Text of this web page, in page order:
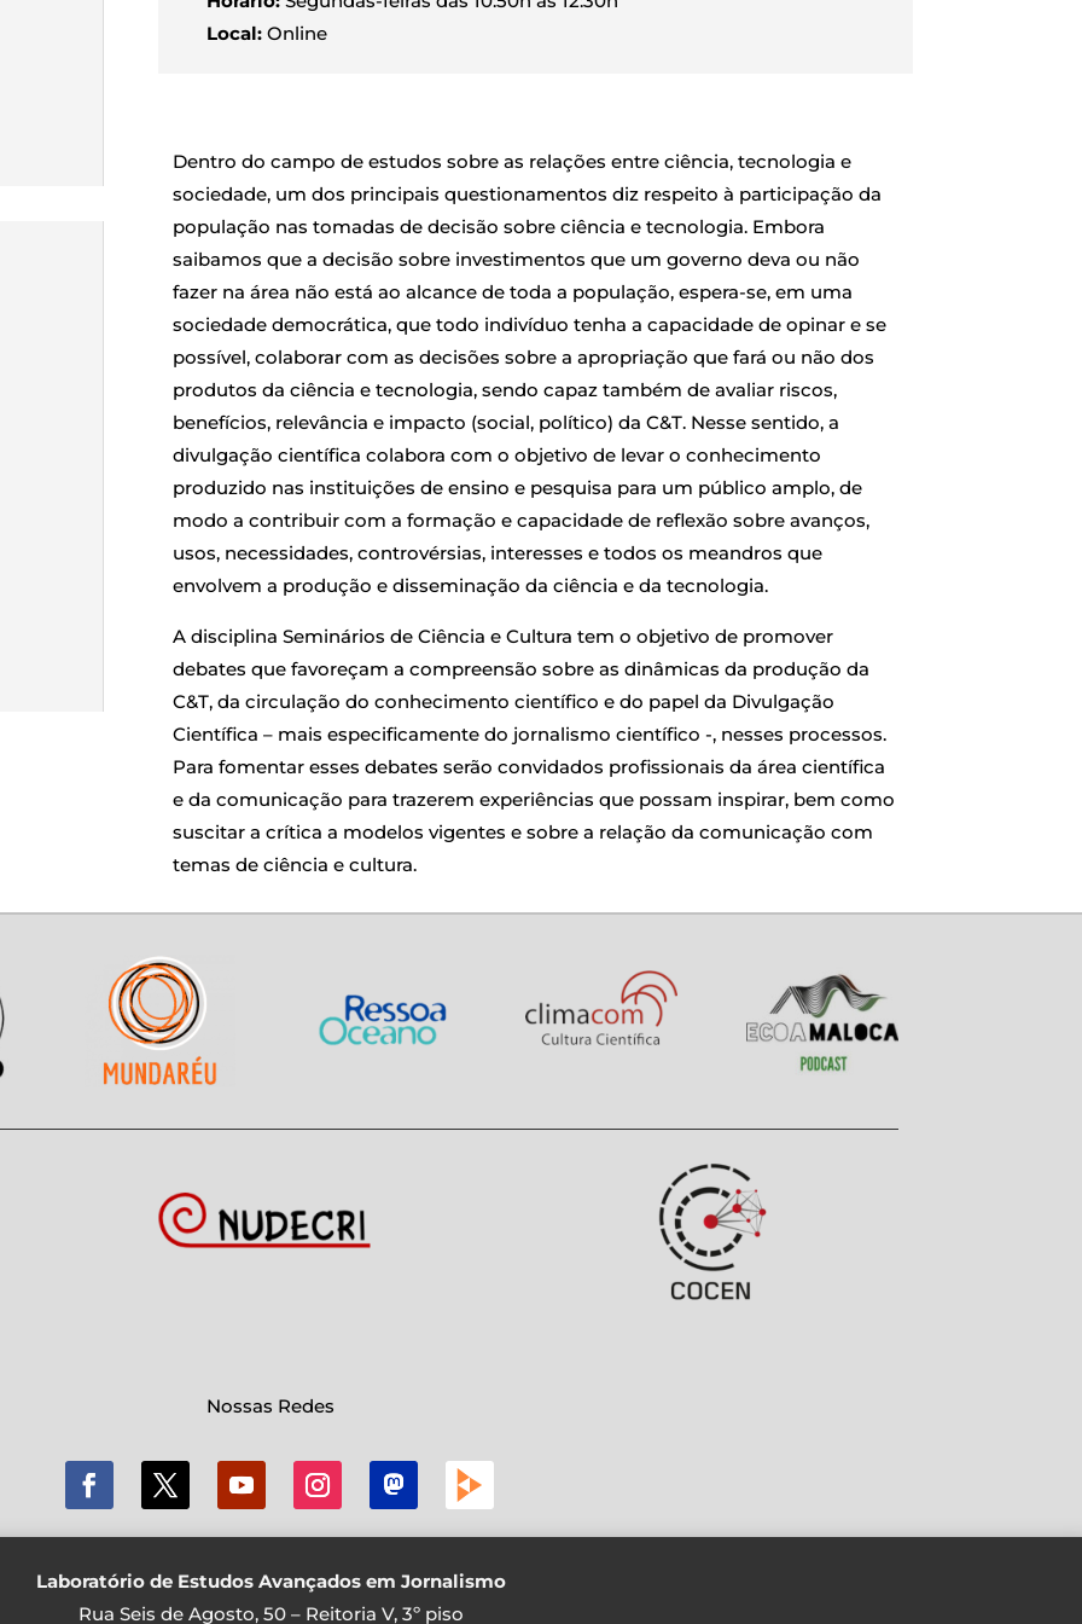
Local:Online
Dentro do campo de estudos sobre as relações entre ciência, tecnologia e
sociedade, um dos principais questionamentos diz respeito à participação da
população nas tomadas de decisão sobre ciência e tecnologia. Embora
saibamos que a decisão sobre investimentos que um governo deva ou não
fazer na área não está ao alcance de toda a população, espera-se, em uma
sociedade democrática, que todo indivíduo tenha a capacidade de opinar e se
possível, colaborar com as decisões sobre a apropriação que fará ou não dos
produtos da ciência e tecnologia, sendo capaz também de avaliar riscos,
benefícios, relevância e impacto (social, político) da C&T. Nesse sentido, a
divulgação científica colabora com o objetivo de levar o conhecimento
produzido nas instituições de ensino e pesquisa para um público amplo, de
modo a contribuir com a formação e capacidade de reflexão sobre avanços,
usos, necessidades, controvérsias, interesses e todos os meandros que
envolvem a produção e disseminação da ciência e da tecnologia.
A disciplina Seminários de Ciência e Cultura tem o objetivo de promover
debates que favoreçam a compreensão sobre as dinâmicas da produção da
C&T, da circulação do conhecimento científico e do papel da Divulgação
Científica – mais especificamente do jornalismo científico -, nesses processos.
Para fomentar esses debates serão convidados profissionais da área científica
e da comunicação para trazerem experiências que possam inspirar, bem como
suscitar a crítica a modelos vigentes e sobre a relação da comunicação com
temas de ciência e cultura.
Nossas Redes
Laboratório de Estudos Avançados em Jornalismo
Rua Seis de Agosto, 50 – Reitoria V, 3º piso